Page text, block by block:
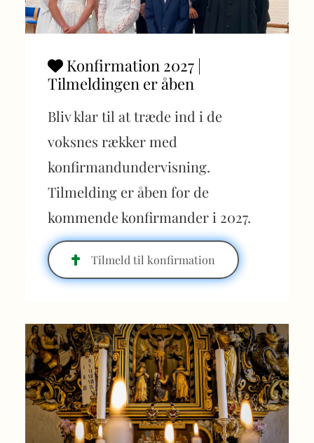
 Konfirmation 2027 |
Tilmeldingen er åben
Bliv klar til at træde ind i de
voksnes rækker med
konfirmandundervisning.
Tilmelding er åben for de
kommende konfirmander i 2027.
Tilmeld til konfirmation